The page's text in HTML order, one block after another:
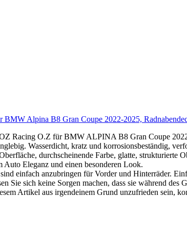
Alpina B8 Gran Coupe 2022-2025,
Racing O.Z für BMW ALPINA B8 Gran Coupe
Wasserdicht, kratz und korrosionsbeständig,
durchscheinende Farbe, glatte,
Eleganz und einen besonderen Look.
einfach anzubringen für Vorder und Hinterräder.
Sie sich keine Sorgen machen, dass sie während des
Artikel aus irgendeinem Grund unzufrieden sein,